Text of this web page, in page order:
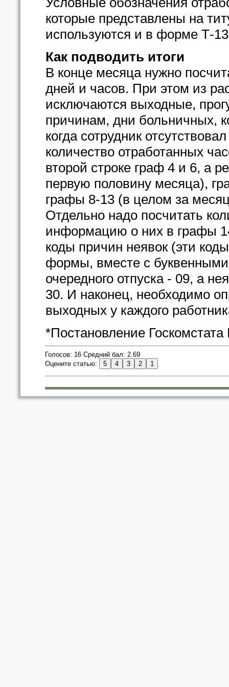
которые представлены на
используются и в форме Т-13
Как подводить итоги
В конце месяца нужно
дней и часов. При этом из
исключаются выходные,
причинам, дни больничных,
когда сотрудник
количество отработанных
второй строке граф 4 и 6, а
первую половину месяца),
графы 8-13 (в целом за
Отдельно надо посчитать
информацию о них в графы
коды причин неявок (эти
формы, вместе с
очередного отпуска - 09, а
30. И наконец, необходимо
выходных у каждого
*Постановление
Голосов: 16 Средний бал: 2.69
Оцените статью: